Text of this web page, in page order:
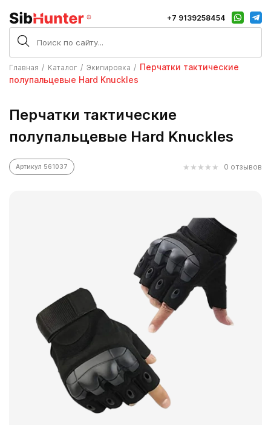
+7 9139258454
Главная Каталог Экипировка
Перчатки тактические
полупальцевые Hard Knuckles
Перчатки тактические
полупальцевые Hard Knuckles
Артикул 561037 0 отзывов